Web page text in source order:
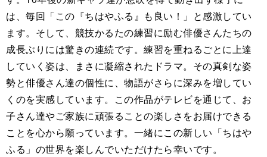
は、毎回「この『ちはやふる』も良い！」と感激してい
ます。そして、競技かるたの練習に励む俳優さんたちの
成長ぶりには驚きの連続です。練習を重ねるごとに上達
していく姿は、まさに凝縮されたドラマ。その真剣な姿
勢と俳優さん達の個性に、物語がさらに深みを増してい
くのを実感しています。この作品がテレビを通じて、お
子さん達やご家族に頑張ることの楽しさをお届けできる
ことを心から願っています。一緒にこの新しい「ちはや
ふる」の世界を楽しんでいただけたら幸いです。